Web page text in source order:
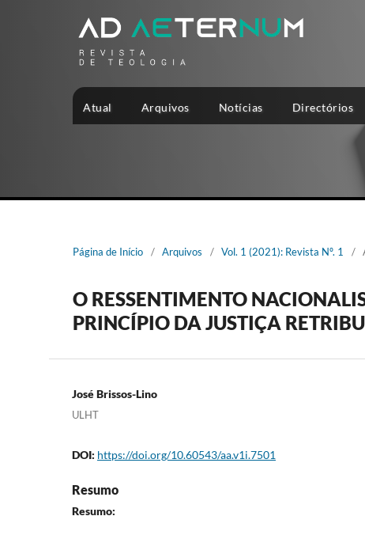
Atual Arquivos Notícias Directórios
Página de Início / Arquivos / Vol. 1 (2021): Revista Nº. 1 /
O RESSENTIMENTO
PRINCÍPIO DA JUSTIÇA
José Brissos-Lino
ULHT
DOI: https://doi.org/10.60543/aa.v1i.7501
Resumo
Resumo: